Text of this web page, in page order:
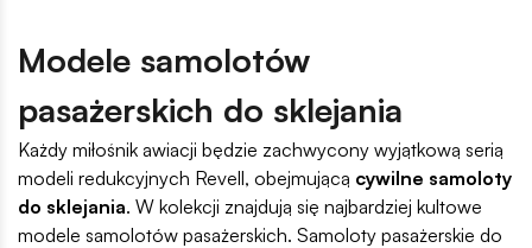
Modele samolotów
pasażerskich do sklejania
Każdy miłośnik awiacji będzie zachwycony wyjątkową serią
modeli redukcyjnych Revell, obejmującą cywilne samoloty
do sklejania. W kolekcji znajdują się najbardziej kultowe
modele samolotów pasażerskich. Samoloty pasażerskie do